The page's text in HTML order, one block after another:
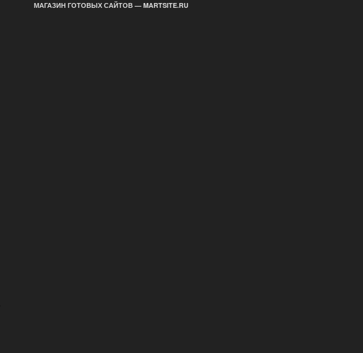
МАГАЗИН ГОТОВЫХ САЙТОВ — MARTSITE.RU